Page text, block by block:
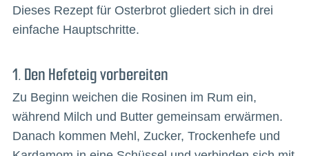
Dieses Rezept für Osterbrot gliedert sich in drei
einfache Hauptschritte.
1. Den Hefeteig vorbereiten
Zu Beginn weichen die Rosinen im Rum ein,
während Milch und Butter gemeinsam erwärmen.
Danach kommen Mehl, Zucker, Trockenhefe und